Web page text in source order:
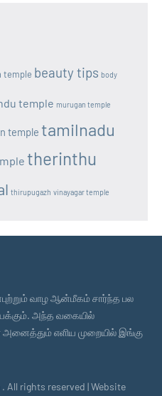
temple beauty tips body
temple murugan temple
temple tamilnadu
therinthu
thirupugazh vinayagar temple
வாழ ஆன்மீகம் சார்ந்த பல
அந்த வகையில்
எளிய முறையில் இங்கு
. All rights reserved | Website